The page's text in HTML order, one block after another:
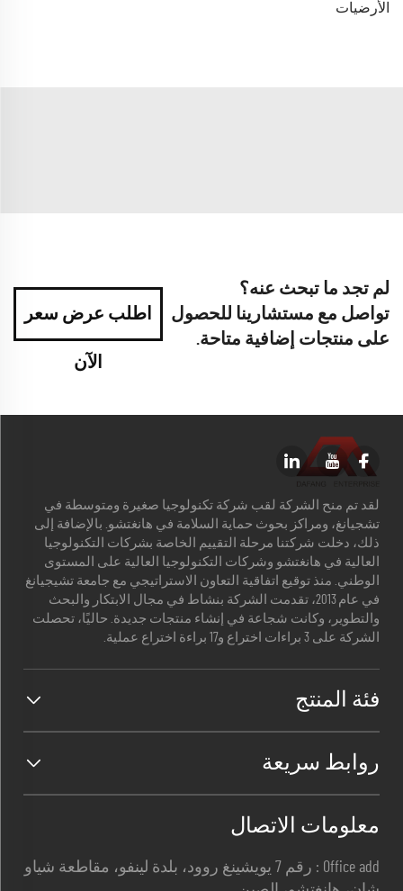
الأرضيات
لم تجد ما تبحث عنه؟
تواصل مع مستشارينا للحصول
على منتجات إضافية متاحة.
اطلب عرض سعر
الآن
لقد تم منح الشركة لقب شركة تكنولوجيا صغيرة ومتوسطة في
تشجيانغ، ومراكز بحوث حماية السلامة في هانغتشو. بالإضافة إلى
ذلك، دخلت شركتنا مرحلة التقييم الخاصة بشركات التكنولوجيا
العالية في هانغتشو وشركات التكنولوجيا العالية على المستوى
الوطني. منذ توقيع اتفاقية التعاون الاستراتيجي مع جامعة تشيجيانغ
في عام 2013، تقدمت الشركة بنشاط في مجال الابتكار والبحث
والتطوير، وكانت شجاعة في إنشاء منتجات جديدة. حاليًا، تحصلت
الشركة على 3 براءات اختراع و17 براءة اختراع عملية.
فئة المنتج
روابط سريعة
معلومات الاتصال
Office add : رقم 7 يويشينغ روود، بلدة لينفو، مقاطعة شياو